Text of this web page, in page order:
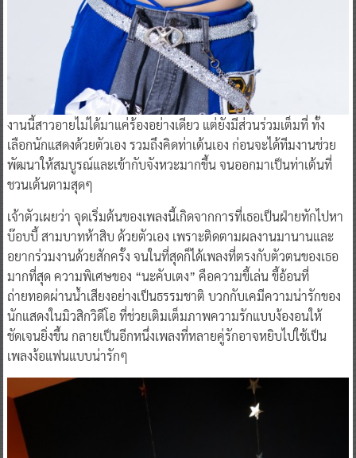
งานนี้สาวอายไม่ได้มาแค่ร้องอย่างเดียว แต่ยังมีส่วนร่วมเต็มที่ ทั้ง
เลือกนักแสดงด้วยตัวเอง รวมถึงคิดท่าเต้นเอง ก่อนจะได้ทีมงานช่วย
พัฒนาให้สมบูรณ์และเข้ากับจังหวะมากขึ้น จนออกมาเป็นท่าเต้นที่
ชวนเต้นตามสุดๆ
เจ้าตัวเผยว่า จุดเริ่มต้นของเพลงนี้เกิดจากการที่เธอเป็นฝ่ายทักไปหา
บ๊อบบี้ สามบาทห้าสิบ ด้วยตัวเอง เพราะติดตามผลงานมานานและ
อยากร่วมงานด้วยสักครั้ง จนในที่สุดก็ได้เพลงที่ตรงกับตัวตนของเธอ
มากที่สุด ความพิเศษของ “นะคับเตง” คือความขี้เล่น ขี้อ้อนที่
ถ่ายทอดผ่านน้ำเสียงอย่างเป็นธรรมชาติ บวกกับเคมีความน่ารักของ
นักแสดงในมิวสิกวิดีโอ ที่ช่วยเติมเต็มภาพความรักแบบง้องอนให้
ชัดเจนยิ่งขึ้น กลายเป็นอีกหนึ่งเพลงที่หลายคู่รักอาจหยิบไปใช้เป็น
เพลงง้อแฟนแบบน่ารักๆ